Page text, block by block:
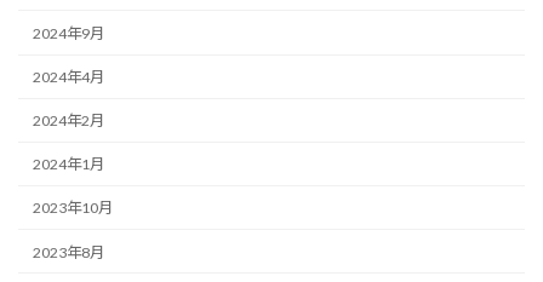
2024年9月
2024年4月
2024年2月
2024年1月
2023年10月
2023年8月